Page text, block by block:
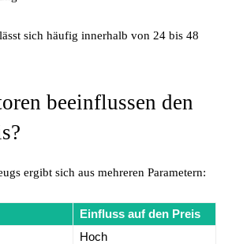
sich häufig innerhalb von 24 bis 48
beeinflussen den
ergibt sich aus mehreren Parametern:
Einfluss auf den Preis
Hoch